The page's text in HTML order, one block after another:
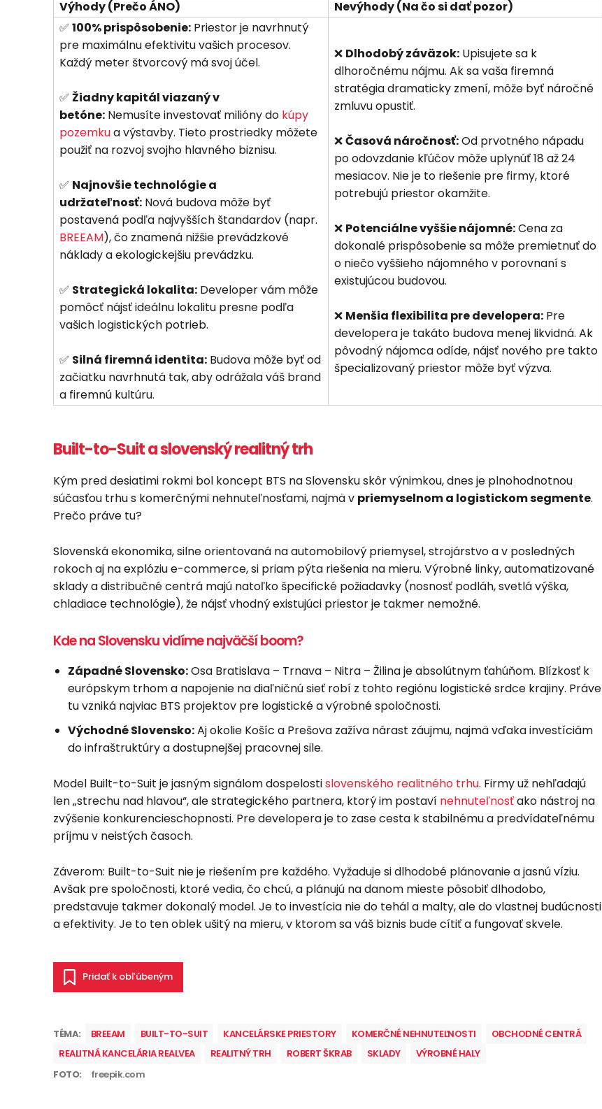
Výhody (Prečo ÁNO)
Nevýhody (Na čo si dať pozor)
✅ 100% prispôsobenie: Priestor je navrhnutý
pre maximálnu efektivitu vašich procesov.
Každý meter štvorcový má svoj účel.
✅ Žiadny kapitál viazaný v
betóne: Nemusíte investovať milióny do kúpy
pozemkua výstavby. Tieto prostriedky môžete
použiť na rozvoj svojho hlavného biznisu.
✅ Najnovšie technológie a
udržateľnosť: Nová budova môže byť
postavená podľa najvyšších štandardov (napr.
BREEAM), čo znamená nižšie prevádzkové
náklady a ekologickejšiu prevádzku.
✅ Strategická lokalita: Developer vám môže
pomôcť nájsť ideálnu lokalitu presne podľa
vašich logistických potrieb.
✅ Silná firemná identita: Budova môže byť od
začiatku navrhnutá tak, aby odrážala váš brand
a firemnú kultúru.
❌ Dlhodobý záväzok: Upisujete sa k
dlhoročnému nájmu. Ak sa vaša firemná
stratégia dramaticky zmení, môže byť náročné
zmluvu opustiť.
❌Časová náročnosť:Od prvotného nápadu
po odovzdanie kľúčov môže uplynúť 18 až 24
mesiacov. Nie je to riešenie pre firmy, ktoré
potrebujú priestor okamžite.
❌ Potenciálne vyššie nájomné:Cena za
dokonalé prispôsobenie sa môže premietnuť do
o niečo vyššieho nájomného v porovnaní s
existujúcou budovou.
❌ Menšia flexibilita pre developera: Pre
developera je takáto budova menej likvidná. Ak
pôvodný nájomca odíde, nájsť nového pre takto
špecializovaný priestor môže byť výzva.
Built-to-Suit a slovenský realitný trh
Kým pred desiatimi rokmi bol koncept BTS na Slovensku skôr výnimkou, dnes je plnohodnotnou
súčasťou trhu s komerčnými nehnuteľnosťami, najmä v priemyselnom a logistickom segmente.
Prečo práve tu?
Slovenská ekonomika, silne orientovaná na automobilový priemysel, strojárstvo a v posledných
rokoch aj na explóziu e-commerce, si priam pýta riešenia na mieru. Výrobné linky, automatizované
sklady a distribučné centrá majú natoľko špecifické požiadavky (nosnosť podláh, svetlá výška,
chladiace technológie), že nájsť vhodný existujúci priestor je takmer nemožné.
Kde na Slovensku vidíme najväčší boom?
Západné Slovensko:Osa Bratislava – Trnava – Nitra – Žilina je absolútnym ťahúňom. Blízkosť k
európskym trhom a napojenie na diaľničnú sieť robí z tohto regiónu logistické srdce krajiny. Práve
tu vzniká najviac BTS projektov pre logistické a výrobné spoločnosti.
Východné Slovensko:Aj okolie Košíc a Prešova zažíva nárast záujmu, najmä vďaka investíciám
do infraštruktúry a dostupnejšej pracovnej sile.
Model Built-to-Suit je jasným signálom dospelostislovenského realitného trhu. Firmy už nehľadajú
len „strechu nad hlavou“, ale strategického partnera, ktorý im postaví nehnuteľnosťako nástroj na
zvýšenie konkurencieschopnosti. Pre developera je to zase cesta k stabilnému a predvídateľnému
príjmu v neistých časoch.
Záverom: Built-to-Suit nie je riešením pre každého. Vyžaduje si dlhodobé plánovanie a jasnú víziu.
Avšak pre spoločnosti, ktoré vedia, čo chcú, a plánujú na danom mieste pôsobiť dlhodobo,
predstavuje takmer dokonalý model. Je to investícia nie do tehál a malty, ale do vlastnej budúcnosti
a efektivity. Je to ten oblek ušitý na mieru, v ktorom sa váš biznis bude cítiť a fungovať skvele.
Pridať k obľúbeným
TÉMA: BREEAM BUILT-TO-SUIT KANCELÁRSKE PRIESTORY KOMERČNÉ NEHNUTEĽNOSTI
OBCHODNÉ CENTRÁ
REALITNÁ KANCELÁRIA REALVEA
REALITNÝ TRH ROBERT ŠKRAB SKLADY
VÝROBNÉ HALY
FOTO:
freepik.com